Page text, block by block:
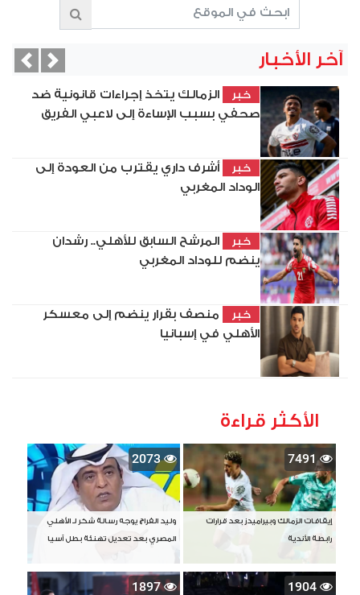
آخر الأخبار
خبر
الزمالك يتخذ إجراءات قانونية ضد
صحفي بسبب الإساءة إلى لاعبي الفريق
خبر
أشرف داري يقترب من العودة إلى
الوداد المغربي
خبر
المرشح السابق للأهلي.. رشدان
ينضم للوداد المغربي
خبر
منصف بقرار ينضم إلى معسكر
الأهلي في إسبانيا
Next
الأكثر قراءة
7491
إيقافات الزمالك وبيراميدز بعد قرارات
رابطة الأندية
2073
وليد الفراج يوجه رسالة شكر لـ الأهلي
المصري بعد تعديل تهنئة بطل آسيا
1904
1897